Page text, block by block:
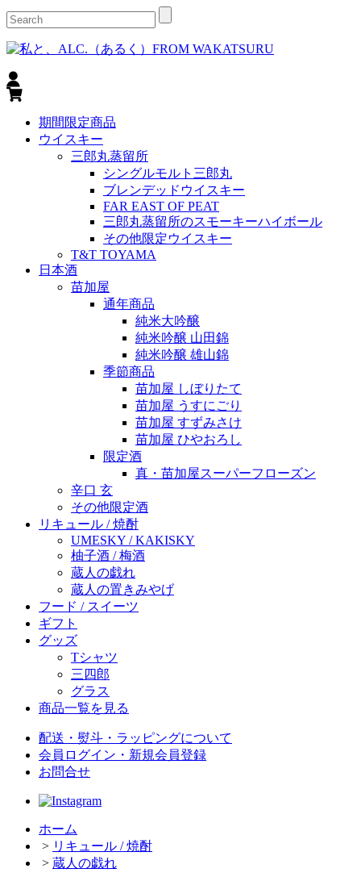
期間限定商品
ウイスキー
三郎丸蒸留所
シングルモルト三郎丸
ブレンデッドウイスキー
FAR EAST OF PEAT
三郎丸蒸留所のスモーキーハイボール
その他限定ウイスキー
T&T TOYAMA
日本酒
苗加屋
通年商品
純米大吟醸
純米吟醸 山田錦
純米吟醸 雄山錦
季節商品
苗加屋 しぼりたて
苗加屋 うすにごり
苗加屋 すずみさけ
苗加屋 ひやおろし
限定酒
真・苗加屋スーパーフローズン
辛口 玄
その他限定酒
リキュール / 焼酎
UMESKY / KAKISKY
柚子酒 / 梅酒
蔵人の戯れ
蔵人の置きみやげ
フード / スイーツ
ギフト
グッズ
Tシャツ
三四郎
グラス
商品一覧を見る
配送・熨斗・ラッピングについて
会員ログイン・新規会員登録
お問合せ
ホーム
> リキュール / 焼酎
> 蔵人の戯れ